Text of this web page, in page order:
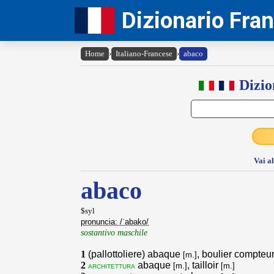
Dizionario
Home › Italiano-Francese › abaco
Vai
abaco
$syl
pronuncia: /ˈabako/
sostantivo maschile
1 (pallottoliere) abaque [m.] , boulier
2 architettura abaque [m.] , tailloir [m.]